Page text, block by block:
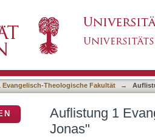
Evangelisch-Theologische Fakultät →
Auflistung 1
Jonas"